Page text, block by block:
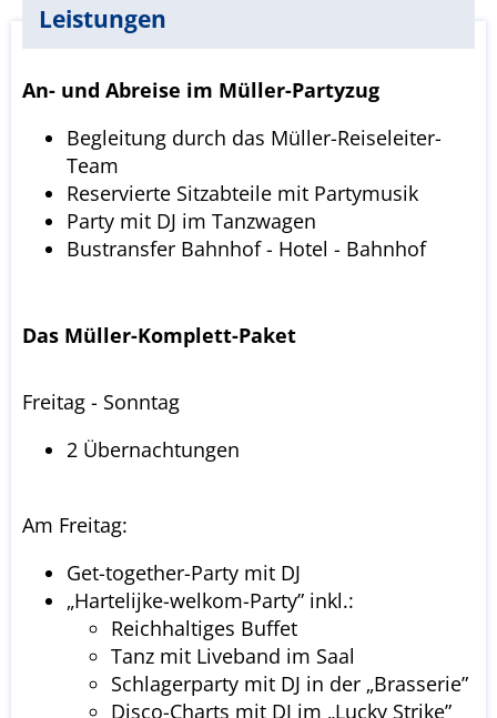
Leistungen
An- und Abreise im Müller-Partyzug
Begleitung durch das Müller-Reiseleiter-
Team
Reservierte Sitzabteile mit Partymusik
Party mit DJ im Tanzwagen
Bustransfer Bahnhof - Hotel - Bahnhof
Das Müller-Komplett-Paket
Freitag - Sonntag
2 Übernachtungen
Am Freitag:
Get-together-Party mit DJ
„Hartelijke-welkom-Party” inkl.:
Reichhaltiges Buffet
Tanz mit Liveband im Saal
Schlagerparty mit DJ in der „Brasserie”
Disco-Charts mit DJ im „Lucky Strike”